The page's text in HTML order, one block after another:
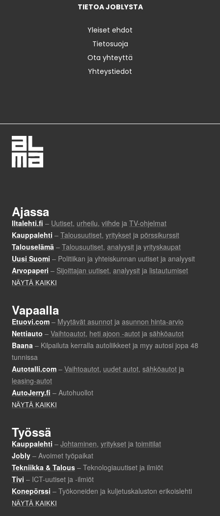
TIETOA JOBLYSTA
Yleiset ehdot
Tietosuoja
Ota yhteyttä
Yhteystiedot